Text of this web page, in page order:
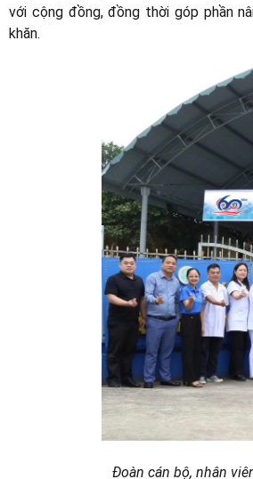
với cộng đồng, đồng thời góp phần
khăn.
Đoàn cán bộ, nhân